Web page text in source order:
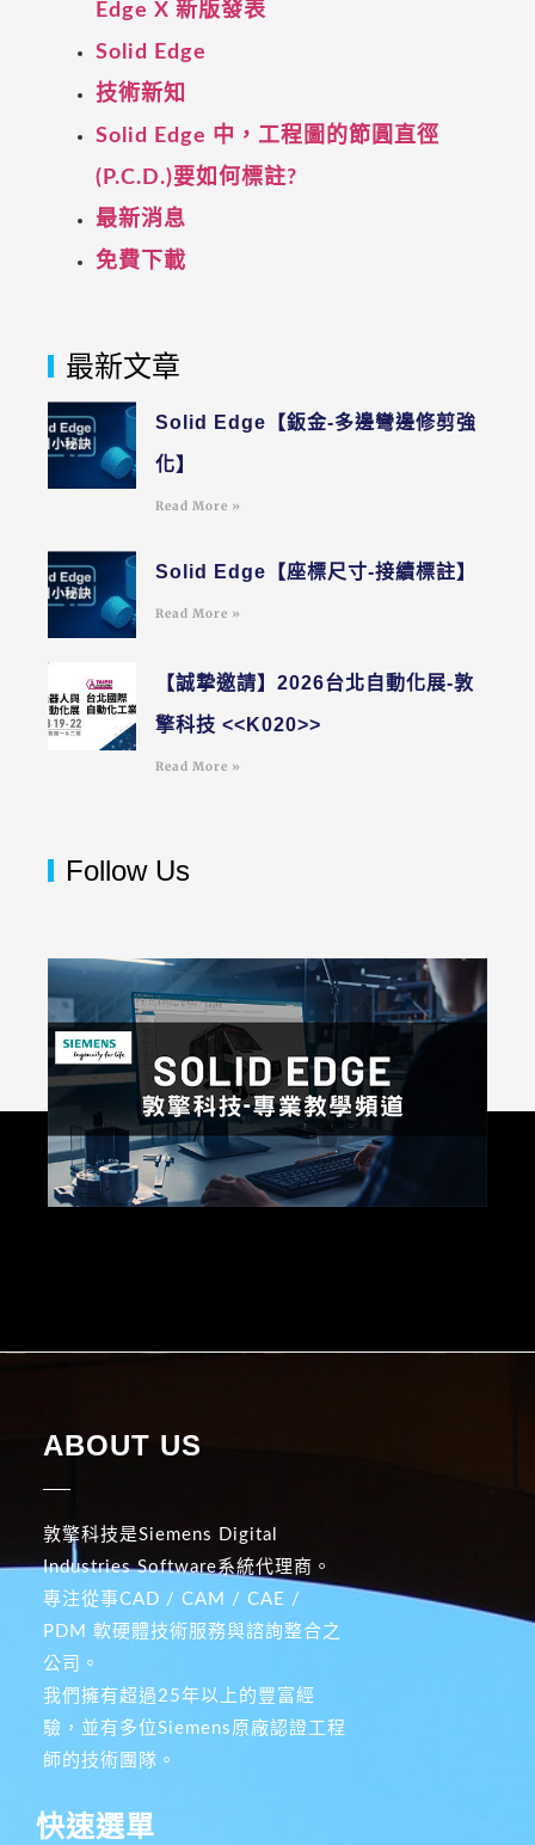
Edge X 新版發表
Solid Edge
技術新知
Solid Edge 中，工程圖的節圓直徑
(P.C.D.)要如何標註?
最新消息
免費下載
最新文章
Solid Edge【鈑金-多邊彎邊修剪強
化】
Read More »
Solid Edge【座標尺寸-接續標註】
Read More »
【誠摯邀請】2026台北自動化展-敦
擎科技 <<K020>>
Read More »
Follow Us
ABOUT US
敦擎科技是Siemens Digital
Industries Software系統代理商。
專注從事CAD / CAM / CAE /
PDM 軟硬體技術服務與諮詢整合之
公司。
我們擁有超過25年以上的豐富經
驗，並有多位Siemens原廠認證工程
師的技術團隊。
快速選單